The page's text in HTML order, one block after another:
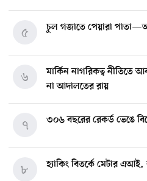
চুল গজাতে পেয়ারা
৫
মার্কিন নাগরিকত্ব নীতিতে
না আদালতের রায়
৬
৩০৬ বছরের রেকর্ড ভেঙে
৭
হ্যাকিং বিতর্কে মেটার
৮